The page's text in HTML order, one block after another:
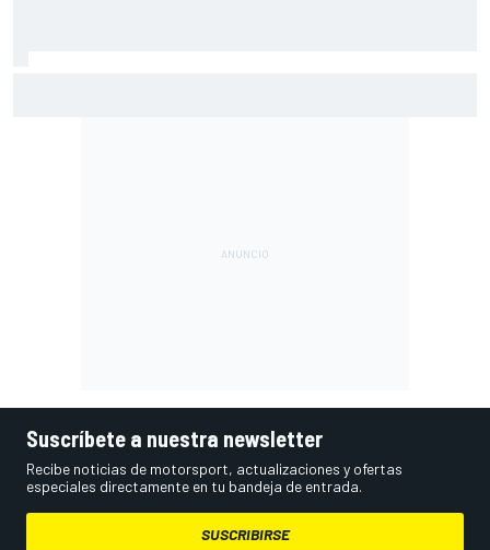
Suscríbete a nuestra newsletter
Recibe noticias de motorsport, actualizaciones y ofertas
especiales directamente en tu bandeja de entrada.
SUSCRIBIRSE